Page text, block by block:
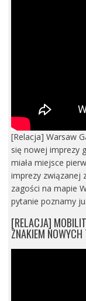
[Relacja] Warsaw
się nowej imprezy
miała miejsce
imprezy związanej
zagości na mapie
pytanie poznamy
[RELACJA]
ZNAKIEM